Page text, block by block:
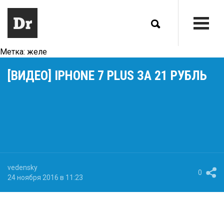
Метка: желе
[ВИДЕО] IPHONE 7 PLUS ЗА 21 РУБЛЬ
vedensky
24 ноября 2016 в 11:23
0